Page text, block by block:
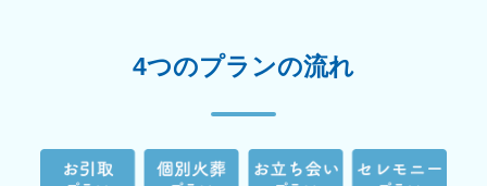
4つのプランの流れ